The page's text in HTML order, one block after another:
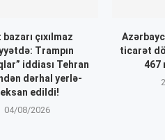
bazarı çıxılmaz
Trampın
iddiası Tehran
dərhal yerlə-
edildi!
04/08/2026
ticarət
467